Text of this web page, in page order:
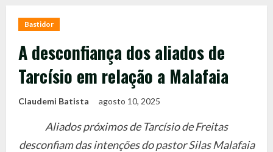
Bastidor
A desconfiança dos aliados de
Tarcísio em relação a Malafaia
Claudemi Batista agosto 10, 2025
Aliados próximos de Tarcísio de Freitas
desconfiam das intenções do pastor Silas Malafaia